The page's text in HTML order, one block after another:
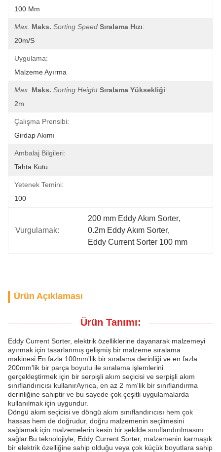
100 Mm
Max. Maks. Sorting Speed Sıralama Hızı:
20m/s
Uygulama:
Malzeme Ayırma
Max. Maks. Sorting Height Sıralama Yüksekliği:
2m
Çalışma Prensibi:
Girdap Akımı
Ambalaj Bilgileri:
Tahta Kutu
Yetenek Temini:
100
Vurgulamak:
200 mm Eddy Akım Sorter,
0.2m Eddy Akım Sorter,
Eddy Current Sorter 100 mm
Ürün Açıklaması
Ürün Tanımı:
Eddy Current Sorter, elektrik özelliklerine dayanarak malzemeyi
ayırmak için tasarlanmış gelişmiş bir malzeme sıralama
makinesi.En fazla 100mm'lik bir sıralama derinliği ve en fazla
200mm'lik bir parça boyutu ile sıralama işlemlerini
gerçekleştirmek için bir serpişli akım seçicisi ve serpişli akım
sınıflandırıcısı kullanırAyrıca, en az 2 mm'lik bir sınıflandırma
derinliğine sahiptir ve bu sayede çok çeşitli uygulamalarda
kullanılmak için uygundur.
Döngü akım seçicisi ve döngü akım sınıflandırıcısı hem çok
hassas hem de doğrudur, doğru malzemenin seçilmesini
sağlamak için malzemelerin kesin bir şekilde sınıflandırılmasını
sağlar.Bu teknolojiyle, Eddy Current Sorter, malzemenin karmaşık
bir elektrik özelliğine sahip olduğu veya çok küçük boyutlara sahip